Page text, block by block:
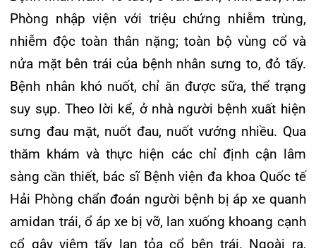
Khoa Hô hấp – Nội tiết – Bệnh nhiệt đới
Khoa Cơ xương khớp – Thận tiết niệu – Dị
ứng miễn dịch
Khoa Tiêu hóa
Khoa Ung Bướu
Khoa Thần kinh – Đột quỵ
Khoa Thận nhân tạo
sưng đau mặt, nuốt đau, nuốt vướng nhiều. Qua
thăm khám và thực hiện các chỉ định cận lâm
sàng cần thiết, bác sĩ Bệnh viện đa khoa Quốc tế
Hải Phòng chẩn đoán người bệnh bị áp xe quanh
amidan trái, ổ áp xe bị vỡ, lan xuống khoang cạnh
cổ gây viêm tấy lan tỏa cổ bên trái. Ngoài ra,
bệnh nhân mắc kèm bệnh lý tăng huyết áp, đái
tháo đường.